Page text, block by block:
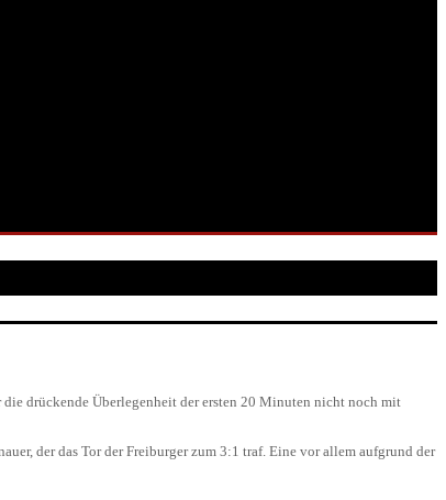
drückende Überlegenheit der ersten 20 Minuten nicht noch mit
der das Tor der Freiburger zum 3:1 traf. Eine vor allem aufgrund der